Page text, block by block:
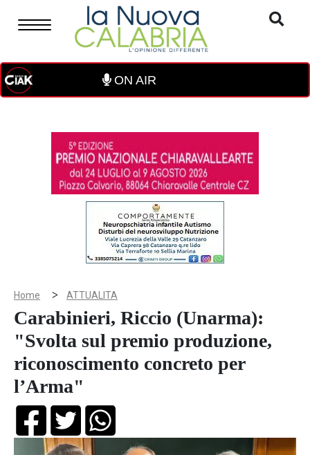
ON AIR
Home > ATTUALITA
Carabinieri, Riccio (Unarma):
"Svolta sul premio produzione,
riconoscimento concreto per
l’Arma"